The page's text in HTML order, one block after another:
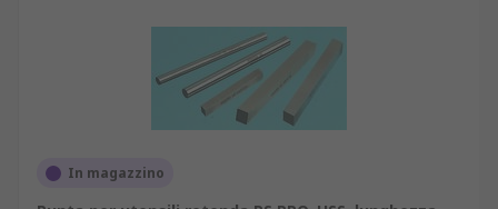
In magazzino